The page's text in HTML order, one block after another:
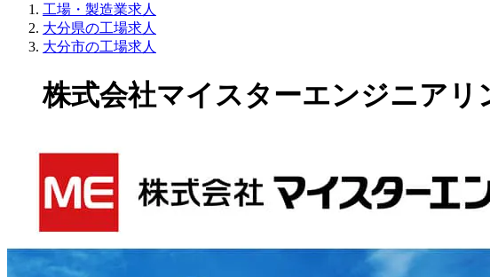
工場・製造業求人
大分県の工場求人
大分市の工場求人
株式会社マイスターエンジニアリ